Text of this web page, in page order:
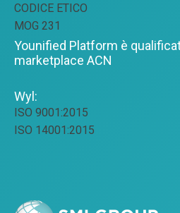
CODICE ETICO
MOG 231
Younified Platform è
marketplace ACN
Wyl:
ISO 9001:2015
ISO 14001:2015